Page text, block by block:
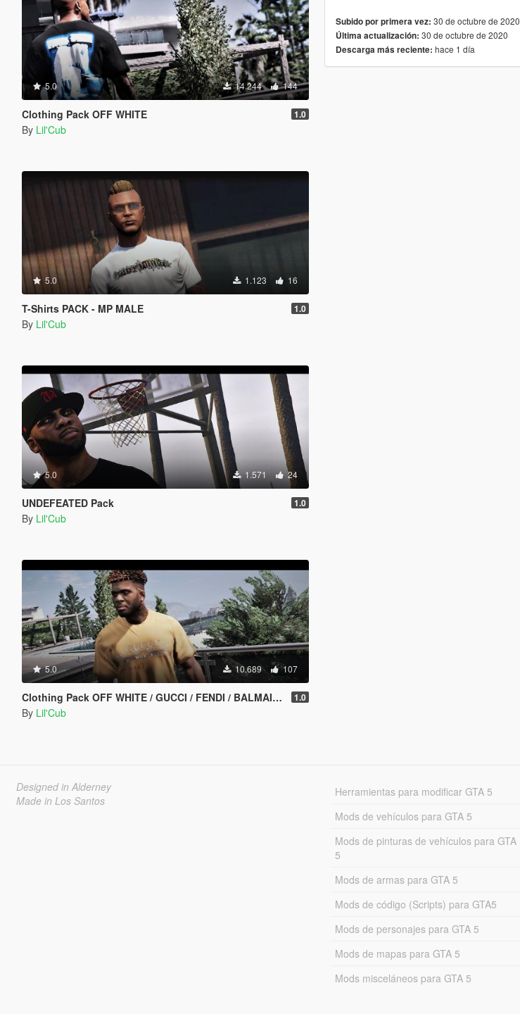
5.0 14.244 144
Clothing Pack OFF WHITE 1.0
By Lil'Cub
5.0 1.123 16
T-Shirts PACK - MP MALE 1.0
By Lil'Cub
5.0 1.571 24
UNDEFEATED Pack 1.0
By Lil'Cub
5.0 10.689 107
Clothing Pack OFF WHITE / GUCCI / FENDI / BALMAIN / VERSACE / GNARCOTIC / BALENCIAGA 1.0
By Lil'Cub
Subido por primera vez: 30 de octubre de 2020
Última actualización: 30 de octubre de 2020
Descarga más reciente: hace 1 día
Designed in Alderney
Made in Los Santos
Herramientas para modificar GTA 5
Mods de vehículos para GTA 5
Mods de pinturas de vehículos para GTA
5
Mods de armas para GTA 5
Mods de código (Scripts) para GTA5
Mods de personajes para GTA 5
Mods de mapas para GTA 5
Mods misceláneos para GTA 5